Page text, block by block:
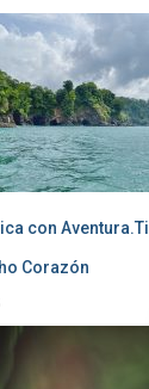
con
Corazón